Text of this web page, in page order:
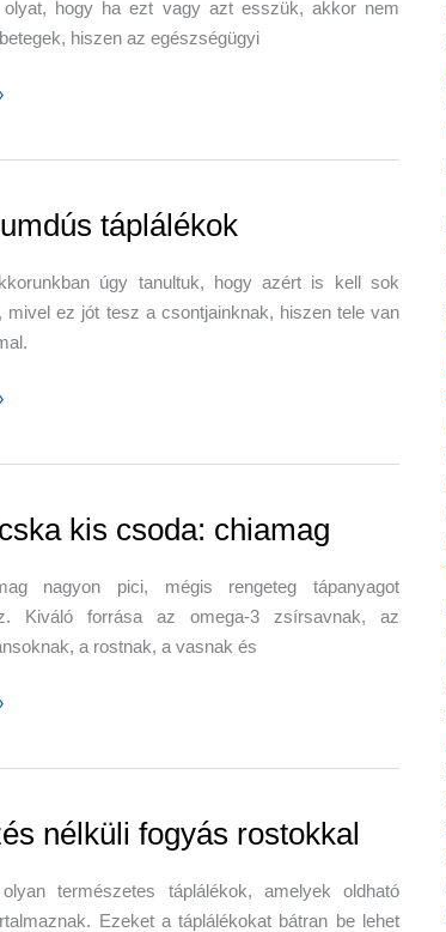
olyat, hogy ha ezt vagy azt esszük, akkor nem
hiszen az egészségügyi
táplálékok
úgy tanultuk, hogy azért is kell sok
mivel ez jót tesz a csontjainknak, hiszen tele van
kis csoda: chiamag
nagyon pici, mégis rengeteg tápanyagot
Kiváló forrása az omega-3 zsírsavnak, az
a rostnak, a vasnak és
nélküli fogyás rostokkal
természetes táplálékok, amelyek oldható
Ezeket a táplálékokat bátran be lehet